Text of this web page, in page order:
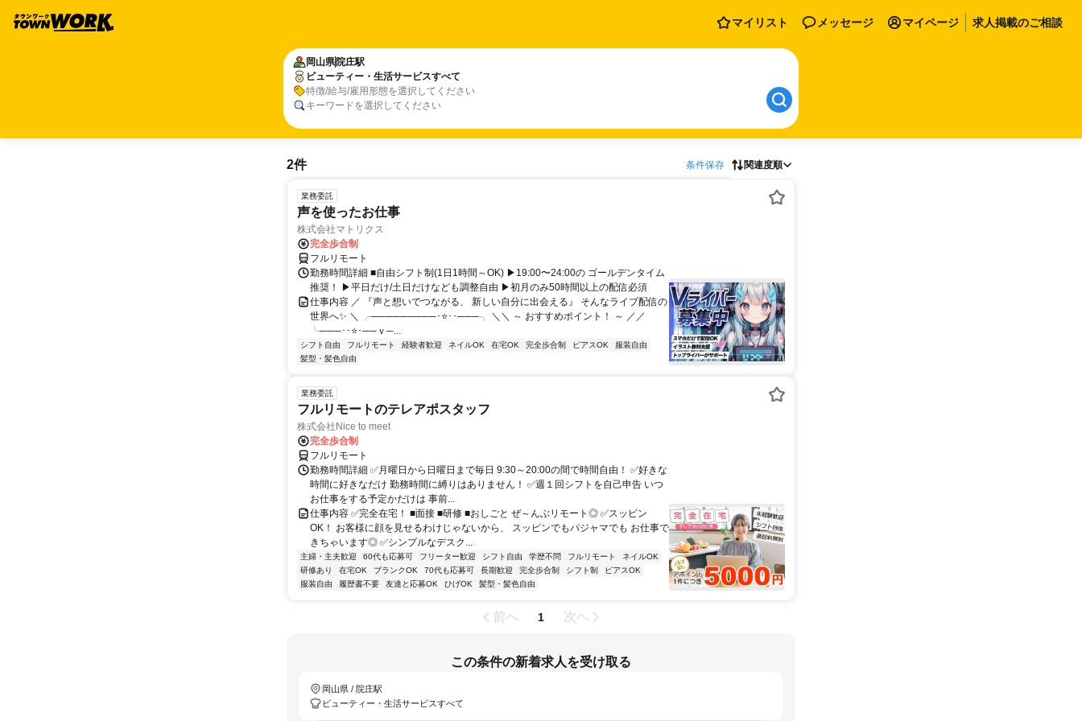
マイリスト メッセージ マイページ 求人掲載のご相談
岡山県 院庄駅
ビューティー・生活サービスすべて
特徴/給与/雇用形態を選択してください
キーワードを選択してください
2件 条件保存 関連度順
業務委託
声を使ったお仕事
株式会社マトリクス
完全歩合制
フルリモート
勤務時間詳細 ■自由シフト制(1日1時間～OK) ▶19:00〜24:00の ゴールデンタイム
推奨！ ▶平日だけ/土日だけなども調整自由 ▶初月のみ50時間以上の配信必須
仕事内容 ／ 『声と想いでつながる、 新しい自分に出会える』 そんなライブ配信の
世界へ✨ ＼ ╭─────────･⭐･･───╮ ＼＼ ～ おすすめポイント！ ～ ／／
╰───･･⭐･──ｖ─...
シフト自由 フルリモート 経験者歓迎 ネイルOK 在宅OK 完全歩合制 ピアスOK
服装自由
髪型・髪色自由
業務委託
フルリモートのテレアポスタッフ
株式会社Nice to meet
完全歩合制
フルリモート
勤務時間詳細 ✅月曜日から日曜日まで毎日 9:30～20:00の間で時間自由！ ✅好きな
時間に好きなだけ 勤務時間に縛りはありません！ ✅週１回シフトを自己申告 いつ
お仕事をする予定かだけは 事前...
仕事内容 ✅完全在宅！ ■面接 ■研修 ■おしごと ぜ～んぶリモート◎ ✅スッピン
OK！ お客様に顔を見せるわけじゃないから、 スッピンでもパジャマでも お仕事で
きちゃいます◎ ✅シンプルなデスク...
主婦・主夫歓迎 60代も応募可 フリーター歓迎 シフト自由 学歴不問 フルリモート
ネイルOK
研修あり
在宅OK ブランクOK 70代も応募可 長期歓迎 完全歩合制 シフト制
ピアスOK
服装自由
履歴書不要 友達と応募OK ひげOK 髪型・髪色自由
前へ 1 次へ
この条件の新着求人を受け取る
岡山県 / 院庄駅
ビューティー・生活サービスすべて